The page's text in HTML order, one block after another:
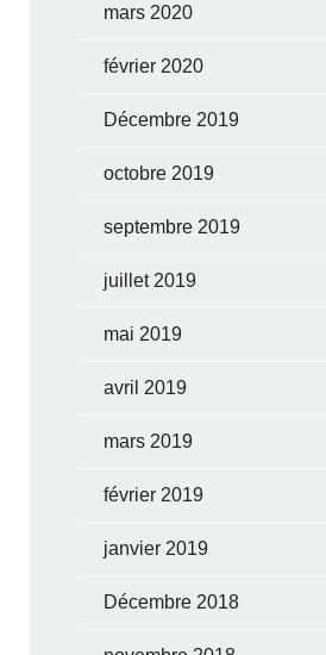
mars 2020
février 2020
Décembre 2019
octobre 2019
septembre 2019
juillet 2019
mai 2019
avril 2019
mars 2019
février 2019
janvier 2019
Décembre 2018